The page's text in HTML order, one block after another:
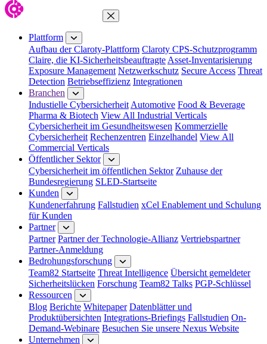
Menü schließen
Plattform
Aufbau der Claroty-Plattform Claroty CPS-Schutzprogramm
Claire, die KI-SicherheitsbeauftragteAsset-Inventarisierung
Exposure Management Netzwerkschutz Secure Access Threat
Detection Betriebseffizienz Integrationen
Branchen
Industielle CybersicherheitAutomotive Food & Beverage
Pharma & Biotech View All Industrial Verticals
Cybersicherheit im Gesundheitswesen Kommerzielle
Cybersicherheit Rechenzentren Einzelhandel View All
Commercial Verticals
Öffentlicher Sektor
Cybersicherheit im öffentlichen Sektor Zuhause der
Bundesregierung SLED-Startseite
Kunden
Kundenerfahrung Fallstudien xCel Enablement und Schulung
für Kunden
Partner
Partner Partner der Technologie-Allianz Vertriebspartner
Partner-Anmeldung
Bedrohungsforschung
Team82 Startseite Threat Intelligence Übersicht gemeldeter
Sicherheitslücken Forschung Team82 Talks PGP-Schlüssel
Ressourcen
Blog Berichte Whitepaper Datenblätter und
Produktübersichten Integrations-Briefings Fallstudien On-
Demand-Webinare Besuchen Sie unsere Nexus Website
Unternehmen